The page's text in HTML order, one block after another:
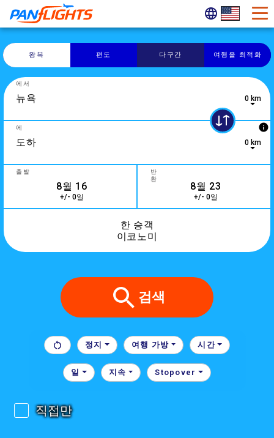
왕복 편도 다구간 여행을 최적화
0 results are available, use up and down arrow keys to
에서
0 km
2 results are available, use up and down arrow keys to
에 info
0 km
출발
+/- 0일
반
환
+/- 0일
한 승객
이코노미
검색
정지 여행 가방 시간
일 지속 Stopover
직접만